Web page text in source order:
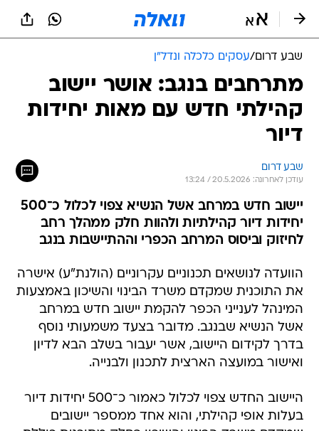
שבע דרום/עסקים כלכלה ונדל"ן
מתרחבים בנגב: אושר יישוב
קהילתי חדש עם מאות יחידות
דיור
שבע דרום
עודכן לאחרונה: 20.5.2026 / 13:24
יישוב חדש במרחב אשל הנשיא צפוי לכלול כ־500
יחידות דיור קהילתיות ולהוות חלק ממהלך רחב
לחיזוק וביסוס המרחב הכפרי וההתיישבות בנגב
הוועדה לנושאים תכנוניים עקרוניים (הולנת"ע) אישרה
את התוכנית שמקדם משרד הבינוי והשיכון באמצעות
המינהל לענייני הכפר להקמת יישוב חדש במרחב
אשל הנשיא שבנגב. מדובר בצעד משמעותי נוסף
בדרך לקידום היישוב, אשר יעבור בשלב הבא לדיון
ואישור במועצה הארצית לתכנון ולבנייה.
היישוב החדש צפוי לכלול כאמור כ־500 יחידות דיור
בעלות אופי קהילתי, והוא אחד ממספר יישובים